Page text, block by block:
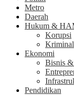
Metro
Daerah
Hukum &
Korupsi
Kriminal
Ekonomi
Bisnis &
Pendidikan